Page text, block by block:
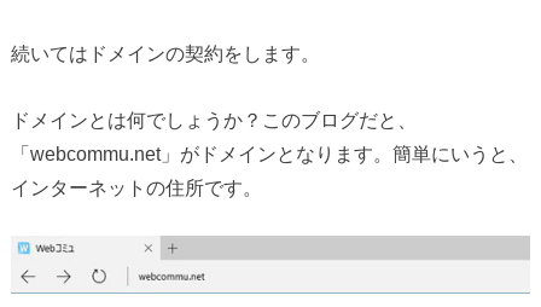
続いてはドメインの契約をします。
ドメインとは何でしょうか？このブログだと、
「webcommu.net」がドメインとなります。簡単にいうと、
インターネットの住所です。